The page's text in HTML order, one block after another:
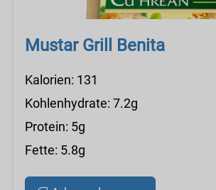
Mustar Grill Benita
Kalorien: 131
Kohlenhydrate: 7.2g
Protein: 5g
Fette: 5.8g